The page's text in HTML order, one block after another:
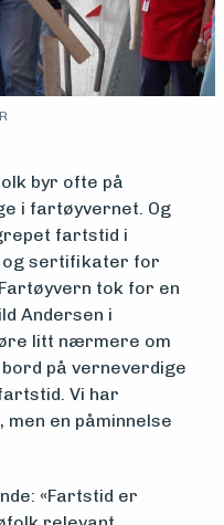
byr ofte på
i fartøyvernet. Og
fartstid i
og sertifikater for
tok for en
Andersen i
litt nærmere om
på verneverdige
Vi har
en påminnelse
«Fartstid er